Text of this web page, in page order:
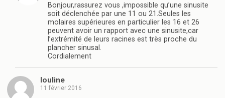
Bonjour,rassurez vous ,impossible qu’une sinusite
soit déclenchée par une 11 ou 21.Seules les
molaires supérieures en particulier les 16 et 26
peuvent avoir un rapport avec une sinusite,car
l’extrémité de leurs racines est très proche du
plancher sinusal.
Cordialement
louline
11 février 2016